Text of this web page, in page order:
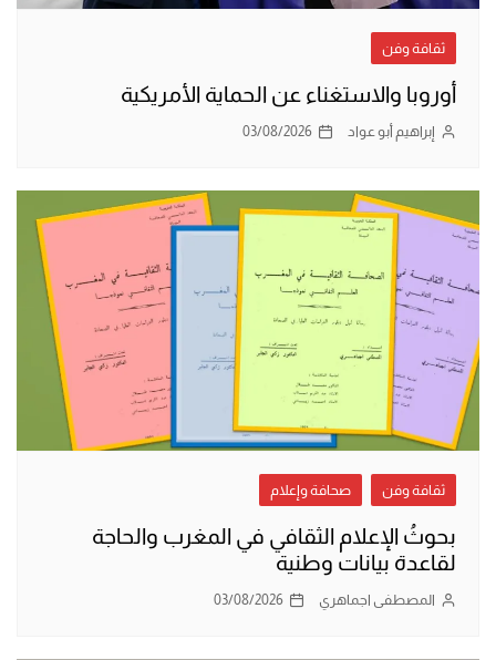
ثقافة وفن
أوروبا والاستغناء عن الحماية الأمريكية
إبراهيم أبو عواد 03/08/2026
ثقافة وفن صحافة وإعلام
بحوثُ الإعلام الثقافي في المغرب والحاجة
لقاعدة بيانات وطنية
المصطفى اجماهري 03/08/2026